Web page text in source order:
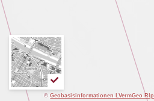
©Geobasisinformationen LVermGeo Rlp